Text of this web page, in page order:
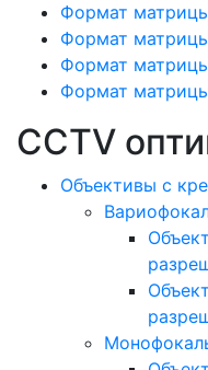
Формат
Формат
Формат
Формат
CCTV
Объективы с